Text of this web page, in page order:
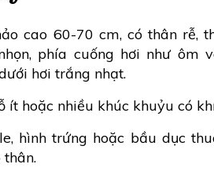
cao 60-70 cm, có thân rễ,
phía cuống hơi như ôm
hơi trắng nhạt.
ít hoặc nhiều khúc khuỷu có
hình trứng hoặc bầu dục
thân.